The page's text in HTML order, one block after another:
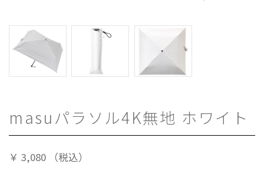
masuパラソル4K無地 ホワイト
￥ 3,080 （税込）